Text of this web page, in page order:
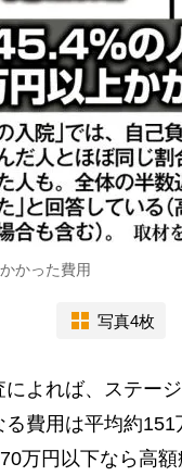
かった費用
写真4枚
よれば、ステー
費用は平均約
万円以下なら高